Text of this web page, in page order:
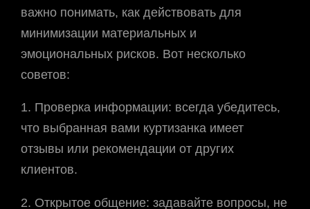
важно понимать, как действовать для
минимизации материальных и
эмоциональных рисков. Вот несколько
советов:
1. Проверка информации: всегда убедитесь,
что выбранная вами куртизанка имеет
отзывы или рекомендации от других
клиентов.
2. Открытое общение: задавайте вопросы, не